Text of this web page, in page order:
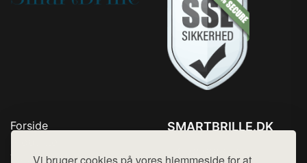
Forside
Top Rabatter
SMARTBRILLE.DK